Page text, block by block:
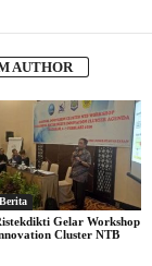
AUTHOR
Berita
Gelar Workshop
Cluster NTB